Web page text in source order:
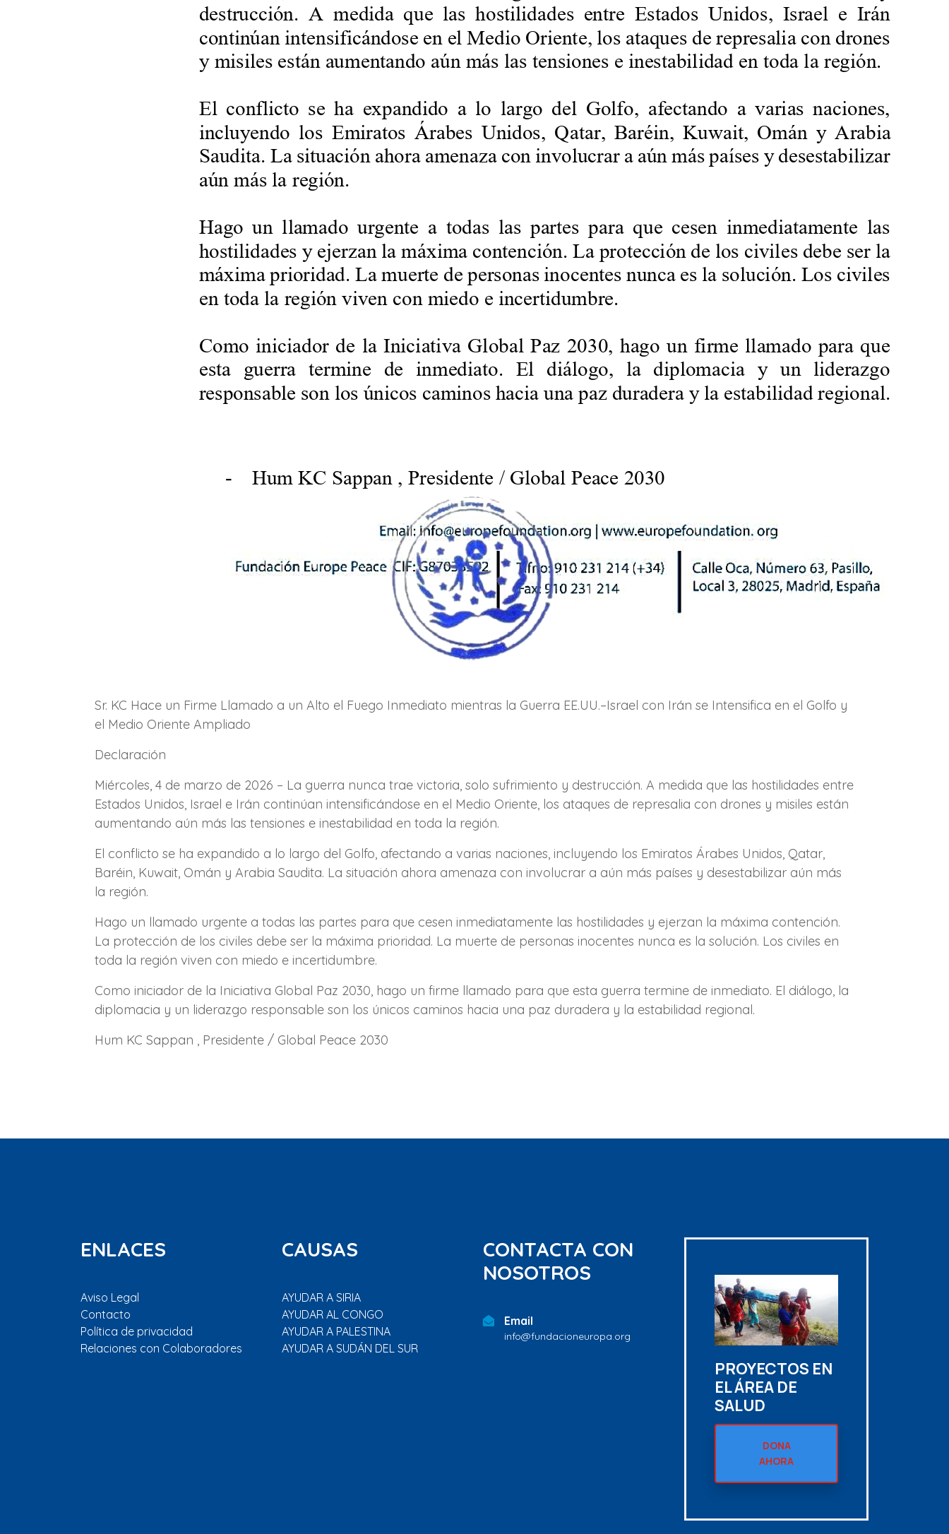
Sr. KC Hace un Firme Llamado a un Alto el Fuego Inmediato mientras la Guerra EE.UU.–Israel con Irán se Intensifica en el Golfo y
el Medio Oriente Ampliado
Declaración
Miércoles, 4 de marzo de 2026 – La guerra nunca trae victoria, solo sufrimiento y destrucción. A medida que las hostilidades entre
Estados Unidos, Israel e Irán continúan intensificándose en el Medio Oriente, los ataques de represalia con drones y misiles están
aumentando aún más las tensiones e inestabilidad en toda la región.
El conflicto se ha expandido a lo largo del Golfo, afectando a varias naciones, incluyendo los Emiratos Árabes Unidos, Qatar,
Baréin, Kuwait, Omán y Arabia Saudita. La situación ahora amenaza con involucrar a aún más países y desestabilizar aún más
la región.
Hago un llamado urgente a todas las partes para que cesen inmediatamente las hostilidades y ejerzan la máxima contención.
La protección de los civiles debe ser la máxima prioridad. La muerte de personas inocentes nunca es la solución. Los civiles en
toda la región viven con miedo e incertidumbre.
Como iniciador de la Iniciativa Global Paz 2030, hago un firme llamado para que esta guerra termine de inmediato. El diálogo, la
diplomacia y un liderazgo responsable son los únicos caminos hacia una paz duradera y la estabilidad regional.
Hum KC Sappan , Presidente / Global Peace 2030
ENLACES
Aviso Legal
Contacto
Política de privacidad
Relaciones con Colaboradores
CAUSAS
AYUDAR A SIRIA
AYUDAR AL CONGO
AYUDAR A PALESTINA
AYUDAR A SUDÁN DEL SUR
CONTACTA CON
NOSOTROS
Email
info@fundacioneuropa.org
PROYECTOS EN
EL ÁREA DE
SALUD
DONA
AHORA